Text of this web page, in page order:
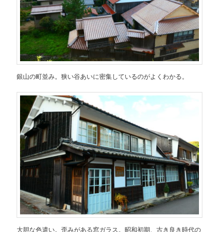
銀山の町並み。狭い谷あいに密集しているのがよくわかる。
大胆な色遣い。歪みがある窓ガラス。昭和初期、古き良き時代の